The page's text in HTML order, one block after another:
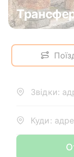
Звідки:
Куди: